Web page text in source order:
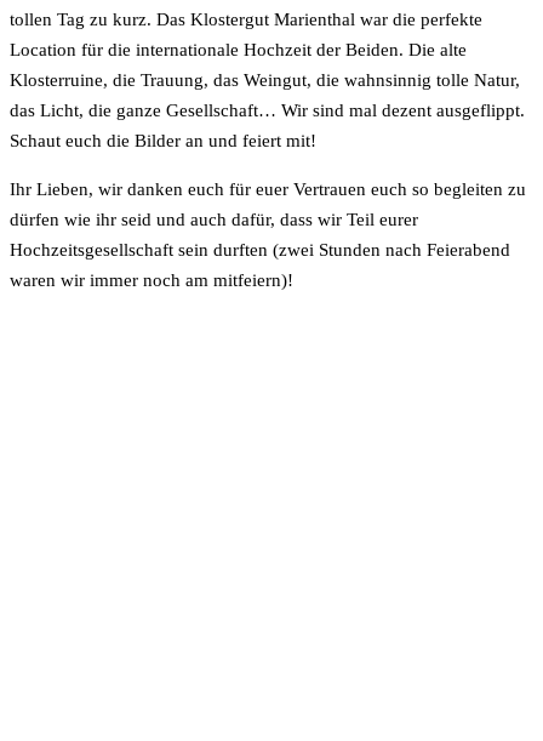
tollen Tag zu kurz. Das Klostergut Marienthal war die perfekte
Location für die internationale Hochzeit der Beiden. Die alte
Klosterruine, die Trauung, das Weingut, die wahnsinnig tolle Natur,
das Licht, die ganze Gesellschaft… Wir sind mal dezent ausgeflippt.
Schaut euch die Bilder an und feiert mit!
Ihr Lieben, wir danken euch für euer Vertrauen euch so begleiten zu
dürfen wie ihr seid und auch dafür, dass wir Teil eurer
Hochzeitsgesellschaft sein durften (zwei Stunden nach Feierabend
waren wir immer noch am mitfeiern)!